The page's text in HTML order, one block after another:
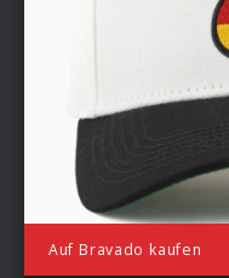
Auf Bravado kaufen